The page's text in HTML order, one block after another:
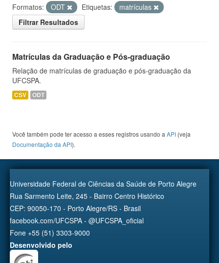
Formatos:
ODT Etiquetas:
matrículas
Filtrar Resultados
Matrículas da Graduação e Pós-graduação
Relação de matrículas de graduação e pós-graduação da
UFCSPA.
CSV ODT
Você também pode ter acesso a esses registros usando a API (veja
Documentação da API).
Universidade Federal de Ciências da Saúde de Porto Alegre
Rua Sarmento Leite, 245 - Bairro Centro Histórico
CEP: 90050-170 - Porto Alegre/RS - Brasil
facebook.com/UFCSPA - @UFCSPA_oficial
Fone +55 (51) 3303-9000
Desenvolvido pelo